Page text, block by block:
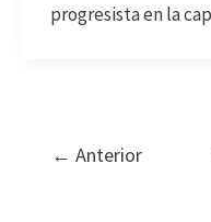
progresista en la
← Anterior